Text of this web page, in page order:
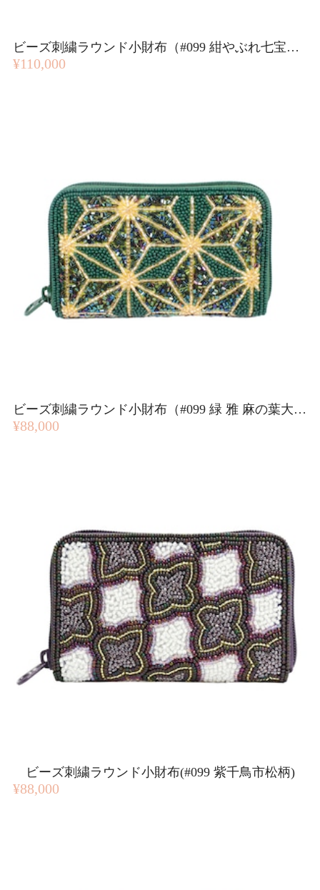
ビーズ刺繍ラウンド小財布（#099 紺やぶれ七宝柄）
¥110,000
ビーズ刺繍ラウンド小財布（#099 緑 雅 麻の葉大柄）
¥88,000
ビーズ刺繍ラウンド小財布(#099 紫千鳥市松柄)
¥88,000